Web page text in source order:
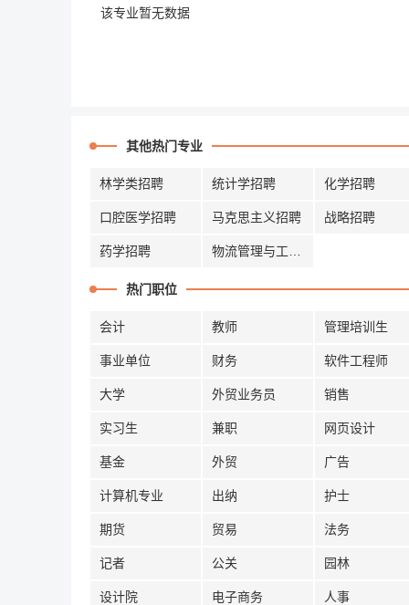
该专业暂无数据
其他热门专业
林学类招聘 统计学招聘 化学招聘
口腔医学招聘 马克思主义招聘 战略招聘
药学招聘
热门职位
会计 教师 管理培训生
事业单位 财务 软件工程师
大学 外贸业务员 销售
实习生 兼职 网页设计
基金 外贸 广告
计算机专业 出纳 护士
期货 贸易 法务
记者 公关 园林
设计院 电子商务 人事